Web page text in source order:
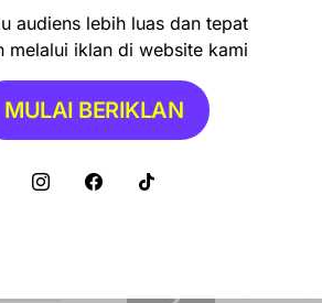
Rekomendasi
Safari
Abustan
Prinsip
Genjot
Pemkab
audiens lebih luas dan tepat
melalui iklan di website kami
MULAI BERIKLAN